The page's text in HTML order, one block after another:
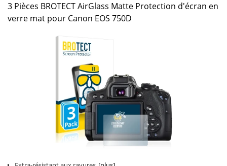
3 Pièces BROTECT AirGlass Matte Protection d'écran en
verre mat pour Canon EOS 750D